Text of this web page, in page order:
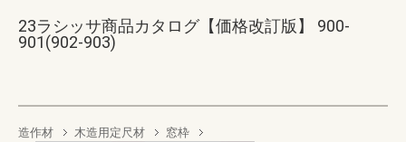
23ラシッサ商品カタログ【価格改訂版】 900-
901(902-903)
造作材 木造用定尺材 窓枠